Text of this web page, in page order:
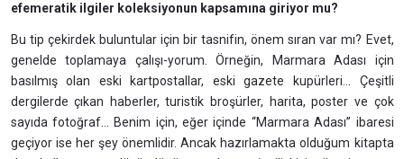
efemeratik ilgiler koleksiyonun kapsamına giriyor mu?
Bu tip çekirdek buluntular için bir tasnifin, önem sıran var mı? Evet,
genelde toplamaya çalışı-yorum. Örneğin, Marmara Adası için
basılmış olan eski kartpostallar, eski gazete kupürleri... Çeşitli
dergilerde çıkan haberler, turistik broşürler, harita, poster ve çok
sayıda fotoğraf... Benim için, eğer içinde “Marmara Adası” ibaresi
geçiyor ise her şey önemlidir. Ancak hazırlamakta olduğum kitapta